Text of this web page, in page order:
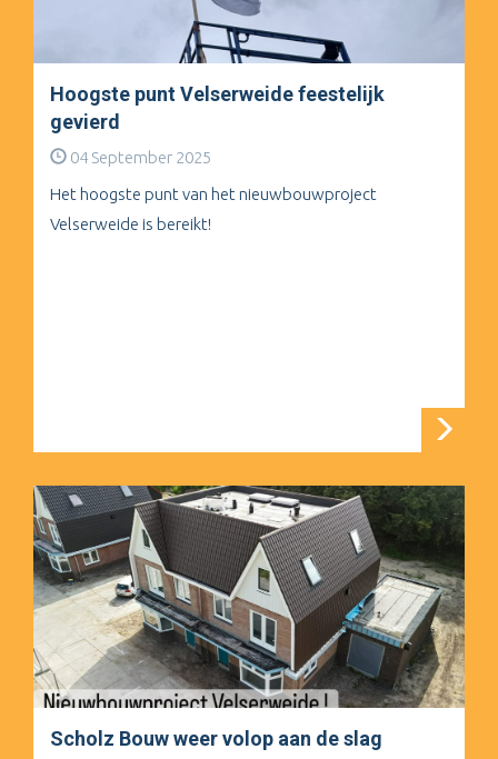
Hoogste punt Velserweide feestelijk
gevierd
04 September 2025
Het hoogste punt van het nieuwbouwproject
Velserweide is bereikt!
Scholz Bouw weer volop aan de slag